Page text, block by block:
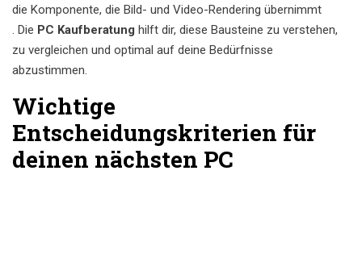
die Komponente, die Bild- und Video-Rendering übernimmt
. Die PC Kaufberatung hilft dir, diese Bausteine zu verstehen,
zu vergleichen und optimal auf deine Bedürfnisse
abzustimmen.
Wichtige
Entscheidungskriterien für
deinen nächsten PC